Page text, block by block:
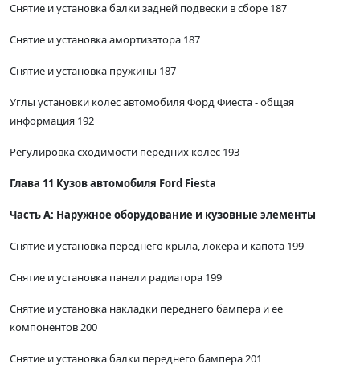
Снятие и установка балки задней подвески в сборе 187
Снятие и установка амортизатора 187
Снятие и установка пружины 187
Углы установки колес автомобиля Форд Фиеста - общая
информация 192
Регулировка сходимости передних колес 193
Глава 11 Кузов автомобиля Ford Fiesta
Часть А: Наружное оборудование и кузовные элементы
Снятие и установка переднего крыла, локера и капота 199
Снятие и установка панели радиатора 199
Снятие и установка накладки переднего бампера и ее
компонентов 200
Снятие и установка балки переднего бампера 201